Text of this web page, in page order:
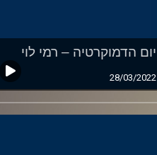
יום הדמוקרטיה – רמי לוי
28/03/2022